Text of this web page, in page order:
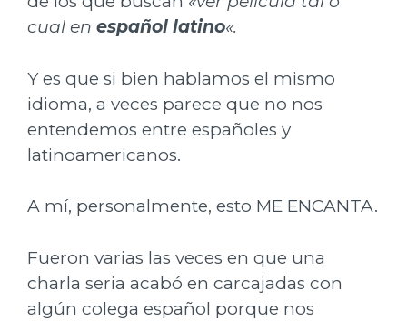
cual en español latino«.
Y es que si bien hablamos el mismo
idioma, a veces parece que no nos
entendemos entre españoles y
latinoamericanos.
A mí, personalmente, esto ME ENCANTA.
Fueron varias las veces en que una
charla seria acabó en carcajadas con
algún colega español porque nos